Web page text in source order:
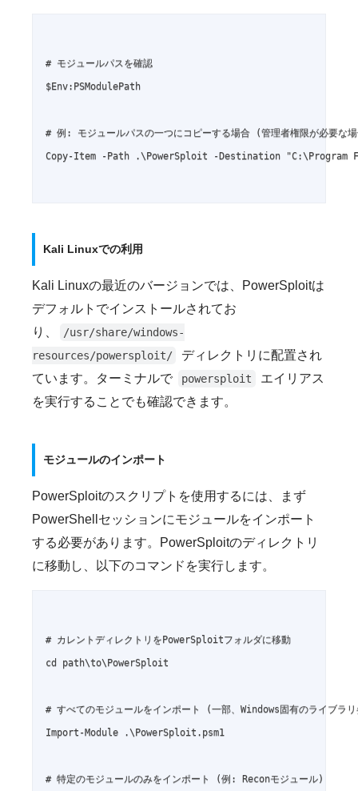
# モジュールパスを確認
$Env:PSModulePath
# 例: モジュールパスの一つにコピーする場合 (管理者権限が必要な
Copy-Item -Path .\PowerSploit -Destination "C:\Program
Kali Linuxでの利用
Kali Linuxの最近のバージョンでは、PowerSploitは
デフォルトでインストールされてお
り、
/usr/share/windows-
resources/powersploit/
ディレクトリに配置され
ています。ターミナルで
powersploit
エイリアス
を実行することでも確認できます。
モジュールのインポート
PowerSploitのスクリプトを使用するには、まず
PowerShellセッションにモジュールをインポート
する必要があります。PowerSploitのディレクトリ
に移動し、以下のコマンドを実行します。
# カレントディレクトリをPowerSploitフォルダに移動
cd path\to\PowerSploit
# すべてのモジュールをインポート (一部、Windows固有のライブラ
Import-Module .\PowerSploit.psm1
# 特定のモジュールのみをインポート (例: Reconモジュール)